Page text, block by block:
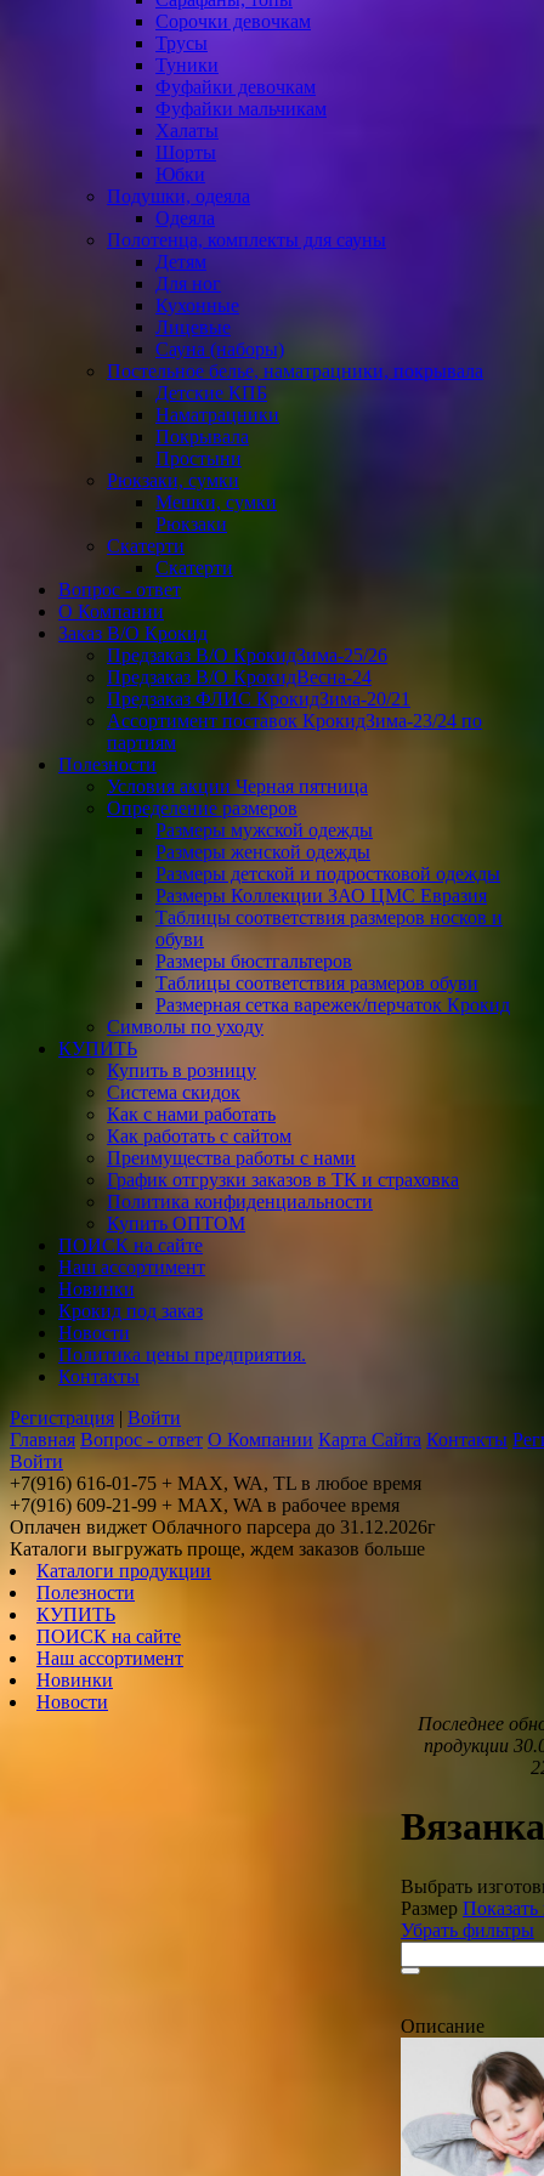
Сорочки девочкам
Трусы
Туники
Фуфайки девочкам
Фуфайки мальчикам
Халаты
Шорты
Юбки
Подушки, одеяла
Одеяла
Полотенца, комплекты для сауны
Детям
Для ног
Кухонные
Лицевые
Сауна (наборы)
Постельное белье, наматрацники, покрывала
Детские КПБ
Наматрацники
Покрывала
Простыни
Рюкзаки, сумки
Мешки, сумки
Рюкзаки
Скатерти
Скатерти
Вопрос - ответ
О Компании
Заказ В/О Крокид
Предзаказ В/О КрокидЗима-25/26
Предзаказ В/О КрокидВесна-24
Предзаказ ФЛИС КрокидЗима-20/21
Ассортимент поставок КрокидЗима-23/24 по
партиям
Полезности
Условия акции Черная пятница
Определение размеров
Размеры мужской одежды
Размеры женской одежды
Размеры детской и подростковой одежды
Размеры Коллекции ЗАО ЦМС Евразия
Таблицы соответствия размеров носков и
обуви
Размеры бюстгальтеров
Таблицы соответствия размеров обуви
Размерная сетка варежек/перчаток Крокид
Символы по уходу
КУПИТЬ
Купить в розницу
Система скидок
Как с нами работать
Как работать с сайтом
Преимущества работы с нами
График отгрузки заказов в ТК и страховка
Политика конфиденциальности
Купить ОПТОМ
ПОИСК на сайте
Наш ассортимент
Новинки
Крокид под заказ
Новости
Политика цены предприятия.
Контакты
Регистрация | Войти
Главная Вопрос - ответ О Компании Карта Сайта Контакты
Войти
+7(916) 616-01-75 + MAX, WA, TL в любое время
+7(916) 609-21-99 + MAX, WA в рабочее время
Оплачен виджет Облачного парсера до 31.12.2026г
Каталоги выгружать проще, ждем заказов больше
Каталоги продукции
Полезности
КУПИТЬ
ПОИСК на сайте
Наш ассортимент
Новинки
Новости
Последнее
продукции
Вязанка
Выбрать
Размер Показать
Убрать фильтры
Описание